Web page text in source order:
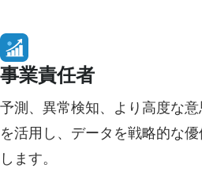
事業責任者
予測、異常検知、より高度な
を活用し、データを戦略的な
します。